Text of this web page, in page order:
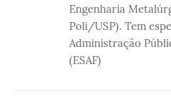
Engenharia
Poli/USP). Tem
Administração
(ESAF)